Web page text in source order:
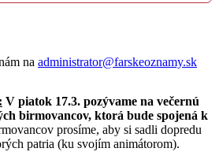
na administrator@farskeoznamy.sk
V piatok 17.3. pozývame na večernú
birmovancov, ktorá bude spojená k
prosíme, aby si sadli dopredu
patria (ku svojím animátorom).